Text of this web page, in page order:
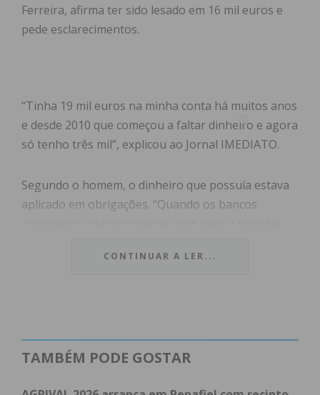
Ferreira, afirma ter sido lesado em 16 mil euros e
pede esclarecimentos.
“Tinha 19 mil euros na minha conta há muitos anos
e desde 2010 que começou a faltar dinheiro e agora
só tenho três mil”, explicou ao Jornal IMEDIATO.
Segundo o homem, o dinheiro que possuía estava
aplicado em obrigações. “Quando os bancos
quando aparecesse um produto bom para mim que
Quase nove anos passaram sem que José Maria
CONTINUAR A LER...
TAMBÉM PODE GOSTAR